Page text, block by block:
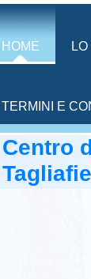
HOME
TERMINI E
Centro